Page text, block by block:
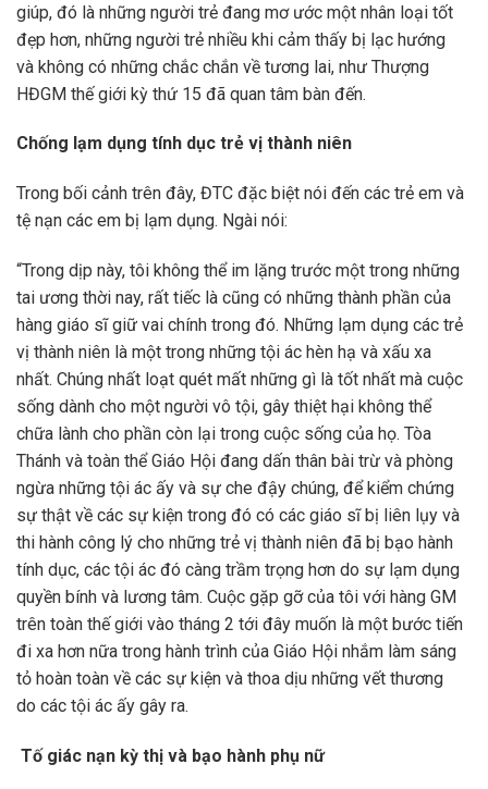
giúp, đó là những người trẻ đang mơ ước một nhân loại tốt
đẹp hơn, những người trẻ nhiều khi cảm thấy bị lạc hướng
và không có những chắc chắn về tương lai, như Thượng
HĐGM thế giới kỳ thứ 15 đã quan tâm bàn đến.
Chống lạm dụng tính dục trẻ vị thành niên
Trong bối cảnh trên đây, ĐTC đặc biệt nói đến các trẻ em và
tệ nạn các em bị lạm dụng. Ngài nói:
“Trong dịp này, tôi không thể im lặng trước một trong những
tai ương thời nay, rất tiếc là cũng có những thành phần của
hàng giáo sĩ giữ vai chính trong đó. Những lạm dụng các trẻ
vị thành niên là một trong những tội ác hèn hạ và xấu xa
nhất. Chúng nhất loạt quét mất những gì là tốt nhất mà cuộc
sống dành cho một người vô tội, gây thiệt hại không thể
chữa lành cho phần còn lại trong cuộc sống của họ. Tòa
Thánh và toàn thể Giáo Hội đang dấn thân bài trừ và phòng
ngừa những tội ác ấy và sự che đậy chúng, để kiểm chứng
sự thật về các sự kiện trong đó có các giáo sĩ bị liên lụy và
thi hành công lý cho những trẻ vị thành niên đã bị bạo hành
tính dục, các tội ác đó càng trầm trọng hơn do sự lạm dụng
quyền bính và lương tâm. Cuộc gặp gỡ của tôi với hàng GM
trên toàn thế giới vào tháng 2 tới đây muốn là một bước tiến
đi xa hơn nữa trong hành trình của Giáo Hội nhắm làm sáng
tỏ hoàn toàn về các sự kiện và thoa dịu những vết thương
do các tội ác ấy gây ra.
Tố giác nạn kỳ thị và bạo hành phụ nữ